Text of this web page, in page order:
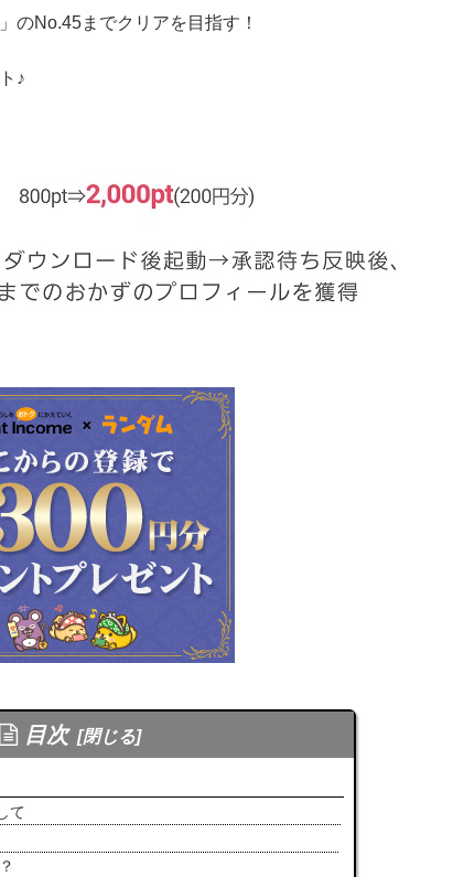
のNo.45までクリアを目指す！
♪
目次
て